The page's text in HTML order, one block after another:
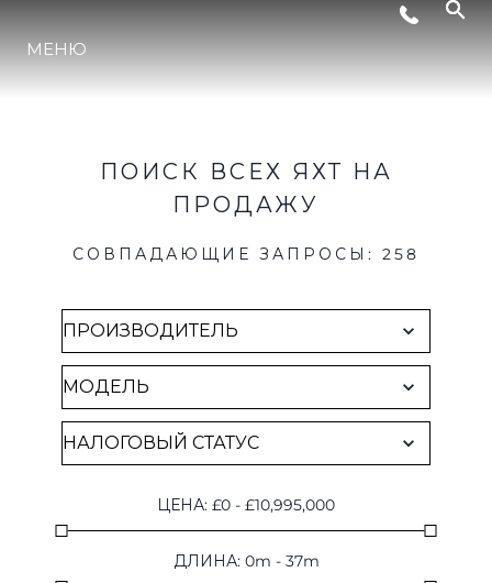
СОБЫТИЯ
ИННОВАЦИИ
КОМАНДА
НАСЛЕДИЕ
VALUE YOUR BOAT
МЕНЮ
ПОИСК ВСЕХ ЯХТ НА
ПРОДАЖУ
СОВПАДАЮЩИЕ ЗАПРОСЫ : 258
ЦЕНА: £0 - £10,995,000
ДЛИНА: 0m - 37m